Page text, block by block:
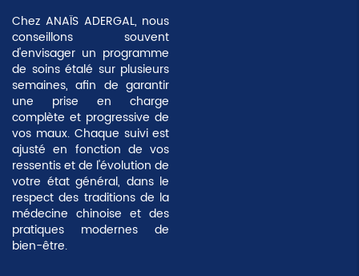
Chez ANAÏS ADERGAL, nous
conseillons souvent
d'envisager un programme
de soins étalé sur plusieurs
semaines, afin de garantir
une prise en charge
complète et progressive de
vos maux. Chaque suivi est
ajusté en fonction de vos
ressentis et de l'évolution de
votre état général, dans le
respect des traditions de la
médecine chinoise et des
pratiques modernes de
bien-être.